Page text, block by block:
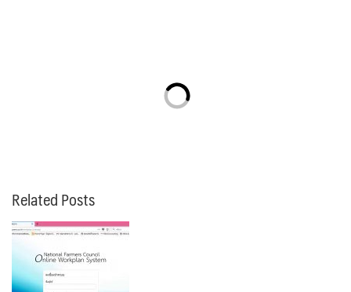
Related Posts